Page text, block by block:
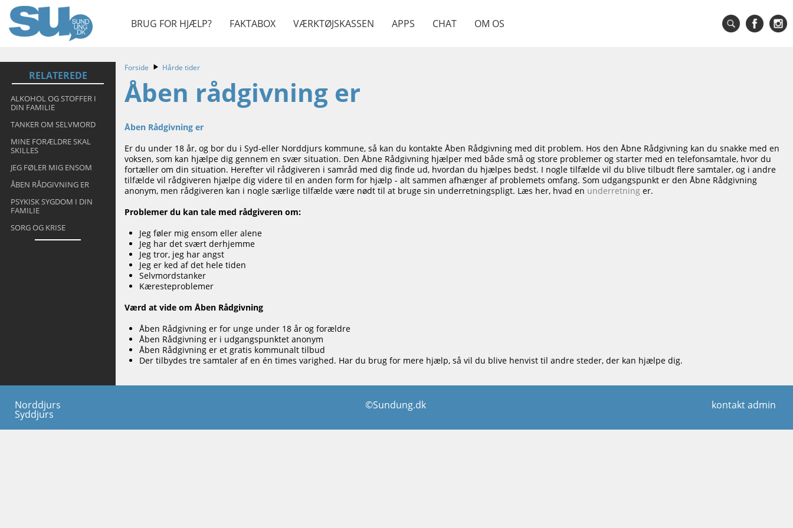
BRUG FOR HJÆLP? FAKTABOX VÆRKTØJSKASSEN APPS CHAT OM OS
RELATEREDE
ALKOHOL OG STOFFER I
DIN FAMILIE
TANKER OM SELVMORD
MINE FORÆLDRE SKAL
SKILLES
JEG FØLER MIG ENSOM
ÅBEN RÅDGIVNING ER
PSYKISK SYGDOM I DIN
FAMILIE
SORG OG KRISE
Forside Hårde tider
Åben rådgivning er
Åben Rådgivning er
Er du under 18 år, og bor du i Syd-eller Norddjurs kommune, så kan du kontakte Åben Rådgivning med dit problem. Hos den Åbne Rådgivning kan du snakke med en
voksen, som kan hjælpe dig gennem en svær situation. Den Åbne Rådgivning hjælper med både små og store problemer og starter med en telefonsamtale, hvor du
fortæller om din situation. Herefter vil rådgiveren i samråd med dig finde ud, hvordan du hjælpes bedst. I nogle tilfælde vil du blive tilbudt flere samtaler, og i andre
tilfælde vil rådgiveren hjælpe dig videre til en anden form for hjælp - alt sammen afhænger af problemets omfang. Som udgangspunkt er den Åbne Rådgivning
anonym, men rådgiveren kan i nogle særlige tilfælde være nødt til at bruge sin underretningspligt. Læs her, hvad en underretning er.
Problemer du kan tale med rådgiveren om:
Jeg føler mig ensom eller alene
Jeg har det svært derhjemme
Jeg tror, jeg har angst
Jeg er ked af det hele tiden
Selvmordstanker
Kæresteproblemer
Værd at vide om Åben Rådgivning
Åben Rådgivning er for unge under 18 år og forældre
Åben Rådgivning er i udgangspunktet anonym
Åben Rådgivning er et gratis kommunalt tilbud
Der tilbydes tre samtaler af en én times varighed. Har du brug for mere hjælp, så vil du blive henvist til andre steder, der kan hjælpe dig.
Norddjurs
Syddjurs
©Sundung.dk kontakt admin